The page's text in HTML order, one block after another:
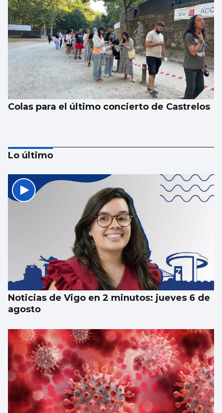
Colas para el último concierto de Castrelos
Las Cíes pasan de recoger 55.000 colillas a
las 1.215 de este verano
Lo último
Noticias de Vigo en 2 minutos: jueves 6 de
agosto